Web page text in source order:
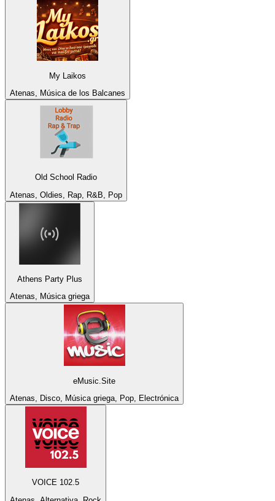
My Laikos
Atenas, Música de los Balcanes
Old School Radio
Atenas, Oldies, Rap, R&B, Pop
Athens Party Plus
Atenas, Música griega
eMusic.Site
Atenas, Disco, Música griega, Pop, Electrónica
VOICE 102.5